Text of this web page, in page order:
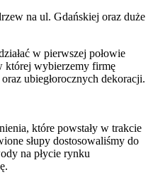
na ul. Gdańskiej oraz duże
w pierwszej połowie
której wybierzemy firmę
ubiegłorocznych dekoracji.
które powstały w trakcie
słupy dostosowaliśmy do
na płycie rynku